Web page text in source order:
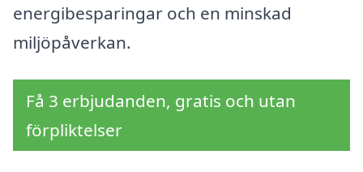
energibesparingar och en minskad
miljöpåverkan.
Få 3 erbjudanden, gratis och utan
förpliktelser